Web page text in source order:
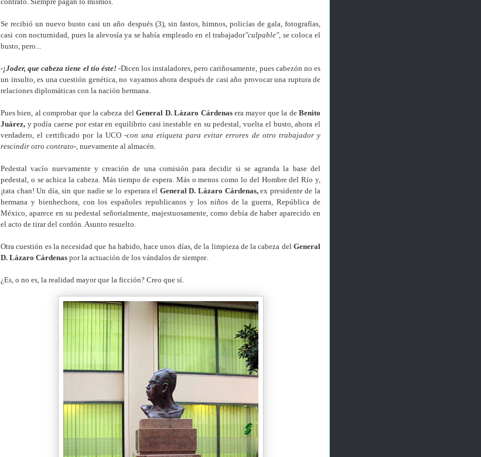
Se recibió un nuevo busto casi un año después (3), sin fastos, himnos, policías de gala, fotografías,
casi con nocturnidad, pues la alevosía ya se había empleado en el trabajador"culpable", se coloca el
busto, pero...
-¡Joder, que cabeza tiene el tío éste! -Dicen los instaladores, pero cariñosamente, pues cabezón no es
un insulto, es una cuestión genética, no vayamos ahora después de casi año provocar una ruptura de
relaciones diplomáticas con la nación hermana.
Pues bien, al comprobar que la cabeza del General D. Lázaro Cárdenas era mayor que la deBenito
Juárez, y podía caerse por estar en equilibrio casi inestable en su pedestal, vuelta el busto, ahora el
verdadero, el certificado por la UCO -con una etiqueta para evitar errores de otro trabajador y
rescindir otro contrato-, nuevamente al almacén.
Pedestal vacío nuevamente y creación de una comisión para decidir si se agranda la base del
pedestal, o se achica la cabeza. Más tiempo de espera. Más o menos como lo del Hombre del Río y,
¡tata chan! Un día, sin que nadie se lo esperara el General D. Lázaro Cárdenas,ex presidente de la
hermana y bienhechora, con los españoles republicanos y los niños de la guerra, República de
México, aparece en su pedestal señorialmente, majestuosamente, como debía de haber aparecido en
el acto de tirar del cordón. Asunto resuelto.
Otra cuestión es la necesidad que ha habido, hace unos días, de la limpieza de la cabeza del General
D. Lázaro Cárdenas por la actuación de los vándalos de siempre.
¿Es, o no es, la realidad mayor que la ficción? Creo que sí.